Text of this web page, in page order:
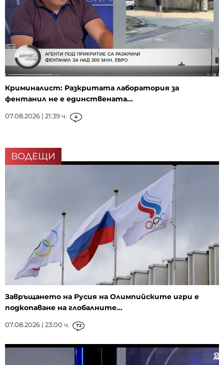
Криминалист: Разкритата лаборатория за
фентанил не е единствената...
07.08.2026 | 21:39 ч. 4
ВОДЕЩИ
Завръщането на Русия на Олимпийските игри е
подкопаване на глобалните...
07.08.2026 | 23:00 ч. 72